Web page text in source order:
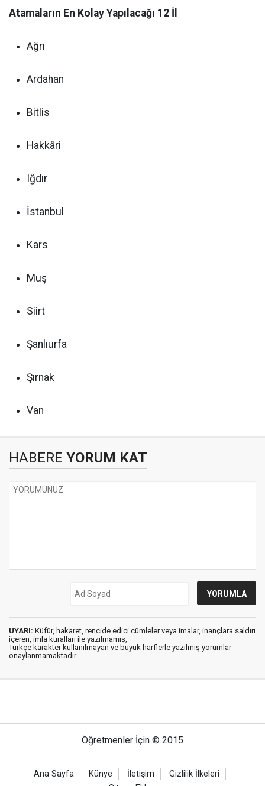
Atamaların En Kolay Yapılacağı 12 İl
Ağrı
Ardahan
Bitlis
Hakkâri
Iğdır
İstanbul
Kars
Muş
Siirt
Şanlıurfa
Şırnak
Van
HABERE YORUM KAT
UYARI: Küfür, hakaret, rencide edici cümleler veya imalar, inançlara saldırı
içeren, imla kuralları ile yazılmamış,
Türkçe karakter kullanılmayan ve büyük harflerle yazılmış yorumlar
onaylanmamaktadır.
Öğretmenler İçin © 2015
Ana Sayfa Künye İletişim
Gizlilik İlkeleri